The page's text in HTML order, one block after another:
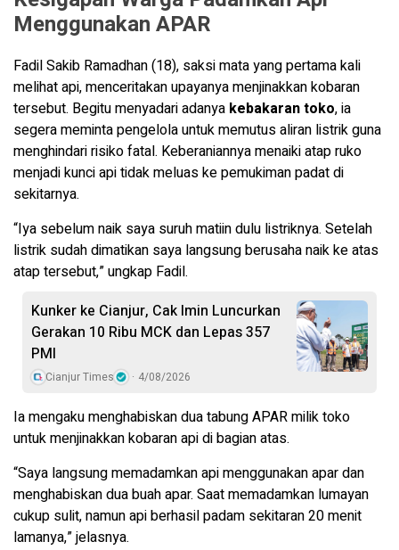
Menggunakan APAR
Fadil Sakib Ramadhan (18), saksi mata yang pertama kali
melihat api, menceritakan upayanya menjinakkan kobaran
tersebut. Begitu menyadari adanya kebakaran toko, ia
segera meminta pengelola untuk memutus aliran listrik guna
menghindari risiko fatal. Keberaniannya menaiki atap ruko
menjadi kunci api tidak meluas ke pemukiman padat di
sekitarnya.
“Iya sebelum naik saya suruh matiin dulu listriknya. Setelah
listrik sudah dimatikan saya langsung berusaha naik ke atas
atap tersebut,” ungkap Fadil.
Kunker ke Cianjur, Cak Imin Luncurkan
Gerakan 10 Ribu MCK dan Lepas 357
PMI
Cianjur Times 4/08/2026
Ia mengaku menghabiskan dua tabung APAR milik toko
untuk menjinakkan kobaran api di bagian atas.
“Saya langsung memadamkan api menggunakan apar dan
menghabiskan dua buah apar. Saat memadamkan lumayan
cukup sulit, namun api berhasil padam sekitaran 20 menit
lamanya,” jelasnya.